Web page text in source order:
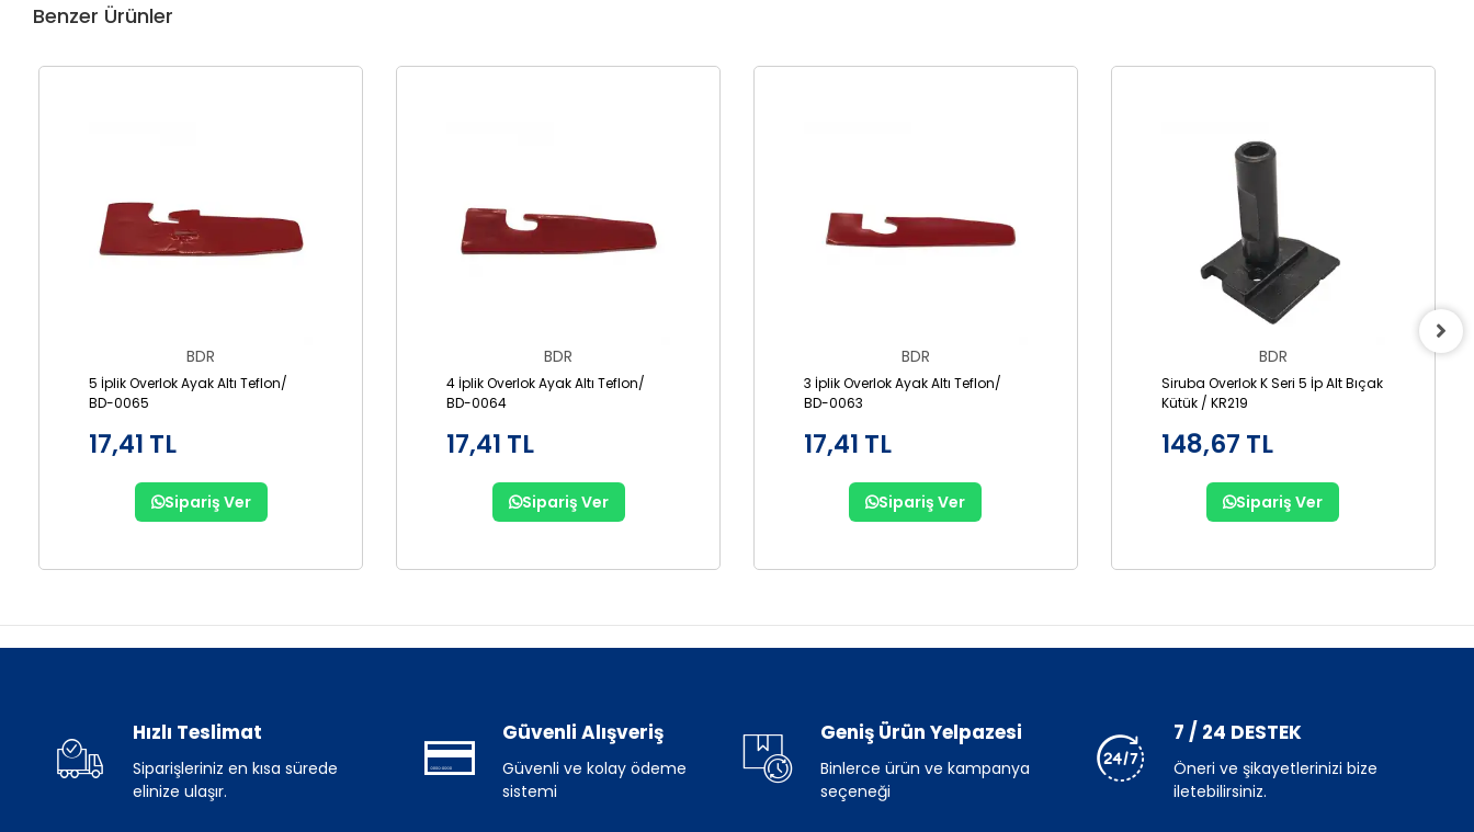
Benzer Ürünler
BDR
5 İplik Overlok Ayak Altı Teflon/
BD-0065
17,41 TL
Sipariş Ver
BDR
4 İplik Overlok Ayak Altı Teflon/
BD-0064
17,41 TL
Sipariş Ver
BDR
3 İplik Overlok Ayak Altı Teflon/
BD-0063
17,41 TL
Sipariş Ver
BDR
Siruba Overlok K Seri 5 İp Alt Bıçak
Kütük / KR219
148,67 TL
Sipariş Ver
Hızlı Teslimat
Siparişleriniz en kısa sürede
elinize ulaşır.
Güvenli Alışveriş
Güvenli ve kolay ödeme
sistemi
Geniş Ürün Yelpazesi
Binlerce ürün ve kampanya
seçeneği
7 / 24 DESTEK
Öneri ve şikayetlerinizi bize
iletebilirsiniz.